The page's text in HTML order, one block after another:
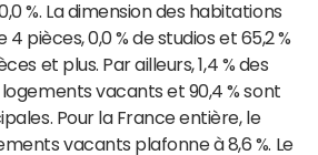
%. La dimension des habitations
4 pièces, 0,0 % de studios et 65,2 %
et plus. Par ailleurs, 1,4 % des
vacants et 90,4 % sont
Pour la France entière, le
vacants plafonne à 8,6 %. Le